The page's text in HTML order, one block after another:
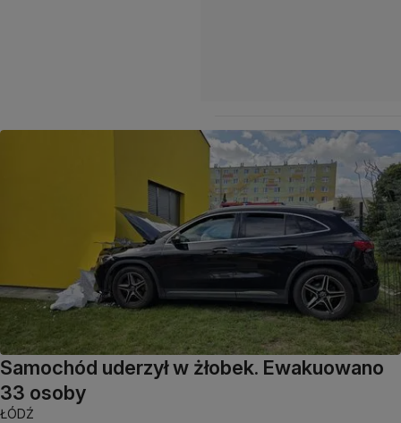
Samochód uderzył w żłobek. Ewakuowano
33 osoby
ŁÓDŹ